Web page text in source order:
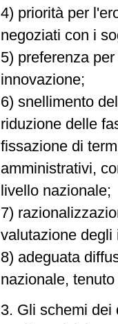
4) priorità per
negoziati con i
5) preferenza
innovazione;
6) snellimento
riduzione delle
fissazione di
amministrativi,
livello nazionale;
7)
valutazione degli
8) adeguata
nazionale,
3. Gli schemi dei